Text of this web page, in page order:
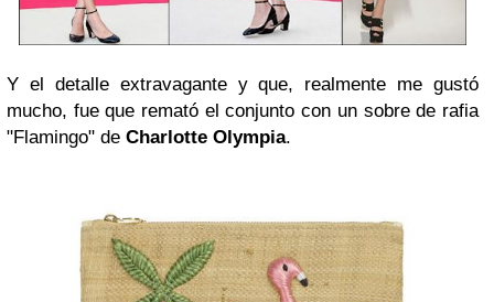
Y el detalle extravagante y que, realmente me gustó
mucho, fue que remató el conjunto con un sobre de rafia
"Flamingo" de Charlotte Olympia.